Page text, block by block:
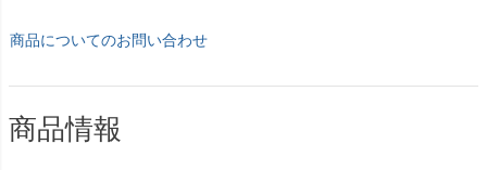
商品についてのお問い合わせ
商品情報